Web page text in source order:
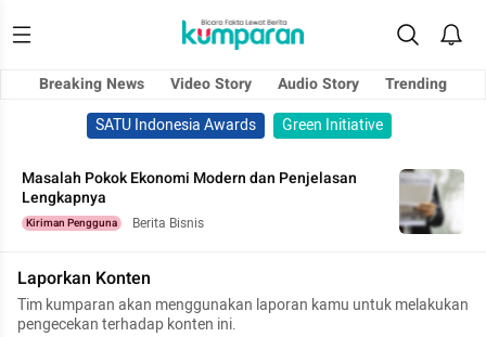
Breaking News Video Story Audio Story
Trending
SATU Indonesia Awards
Green Initiative
Masalah Pokok Ekonomi Modern dan Penjelasan
Lengkapnya
Kiriman Pengguna Berita Bisnis
Laporkan Konten
Tim kumparan akan menggunakan laporan kamu untuk melakukan
pengecekan terhadap konten ini.